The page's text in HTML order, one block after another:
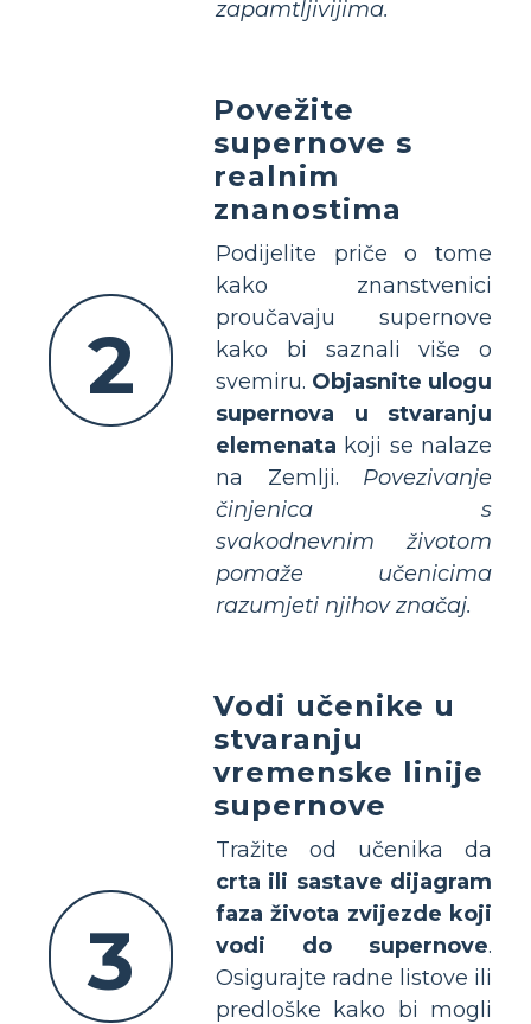
zapamtljivijima.
2
Povežite
supernove s
realnim
znanostima
Podijelite priče o tome
kako znanstvenici
proučavaju supernove
kako bi saznali više o
svemiru. Objasnite ulogu
supernova u stvaranju
elemenata koji se nalaze
na Zemlji. Povezivanje
činjenica s
svakodnevnim životom
pomaže učenicima
razumjeti njihov značaj.
3
Vodi učenike u
stvaranju
vremenske linije
supernove
Tražite od učenika da
crta ili sastave dijagram
faza života zvijezde koji
vodi do supernove.
Osigurajte radne listove ili
predloške kako bi mogli